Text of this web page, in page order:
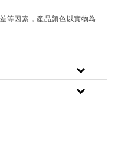
等因素，產品顏色以實物為